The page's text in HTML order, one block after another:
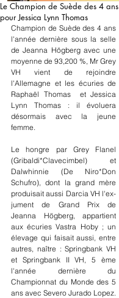
Le Champion de Suède des 4 ans
pour Jessica Lynn Thomas
Champion de Suède des 4 ans
l'année dernière sous la selle
de Jeanna Högberg avec une
moyenne de 93,200 %, Mr Grey
VH vient de rejoindre
l'Allemagne et les écuries de
Raphaël Thomas  et Jessica
Lynn Thomas : il évoluera
désormais avec la jeune
femme.
Le hongre par Grey Flanel
(Gribaldi*Clavecimbel) et
Dalwhinnie (De Niro*Don
Schufro), dont la grand mère
produisait aussi Darcia VH l'ex-
jument de Grand Prix de
Jeanna Högberg, appartient
aux écuries Vastra Hoby ; un
élevage qui faisait aussi, entre
autres, naître : Springbank VH
et Springbank II VH, 5 ème
l'année dernière du
Championnat du Monde des 5
ans avec Severo Jurado Lopez.